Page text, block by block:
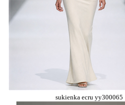
sukienka ecru yy300065